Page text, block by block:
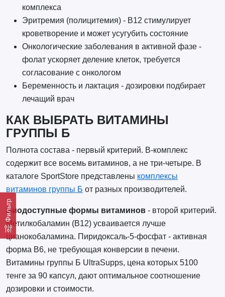
Фильтр
комплекса
Эритремия (полицитемия) - B12 стимулирует
кроветворение и может усугубить состояние
Онкологические заболевания в активной фазе -
фолат ускоряет деление клеток, требуется
согласование с онкологом
Беременность и лактация - дозировки подбирает
лечащий врач
КАК ВЫБРАТЬ ВИТАМИНЫ
ГРУППЫ Б
Полнота состава - первый критерий. B-комплекс
содержит все восемь витаминов, а не три-четыре. В
каталоге SportStore представлены комплексы
витаминов группы Б от разных производителей.
Биодоступные формы витаминов- второй критерий.
Метилкобаламин (B12) усваивается лучше
цианокобаламина. Пиридоксаль-5-фосфат - активная
форма B6, не требующая конверсии в печени.
Витамины группы Б UltraSupps, цена которых 5100
тенге за 90 капсул, дают оптимальное соотношение
дозировки и стоимости.